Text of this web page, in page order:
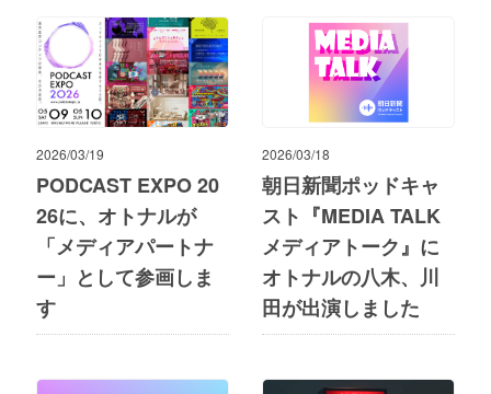
2026/03/19
PODCAST EXPO 20
26に、オトナルが
「メディアパートナ
ー」として参画しま
す
2026/03/18
朝日新聞ポッドキャ
スト『MEDIA TALK
メディアトーク』に
オトナルの八木、川
田が出演しました